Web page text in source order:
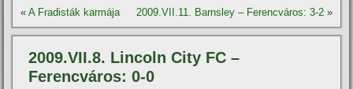
«A Fradisták karmája 2009.VII.11. Barnsley – Ferencváros: 3-2»
2009.VII.8. Lincoln City FC –
Ferencváros: 0-0